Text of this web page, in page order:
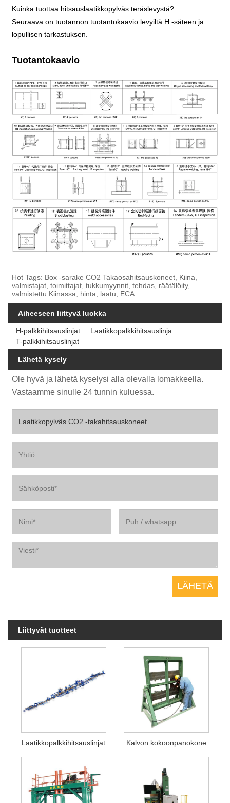
Kuinka tuottaa hitsauslaatikkopylväs teräslevystä?
Seuraava on tuotannon tuotantokaavio levyiltä H -säteen ja
lopullisen tarkastuksen.
Tuotantokaavio
Hot Tags: Box -sarake CO2 Takaosahitsauskoneet, Kiina,
valmistajat, toimittajat, tukkumyynnit, tehdas, räätälöity,
valmistettu Kiinassa, hinta, laatu, ECA
Aiheeseen liittyvä luokka
H-palkkihitsauslinjat
Laatikkopalkkihitsauslinja
T-palkkihitsauslinjat
Lähetä kysely
Ole hyvä ja lähetä kyselysi alla olevalla lomakkeella.
Vastaamme sinulle 24 tunnin kuluessa.
Liittyvät tuotteet
Laatikkopalkkihitsauslinjat Kalvon kokoonpanokone